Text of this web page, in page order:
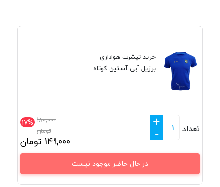
خرید تیشرت هواداری
برزیل آبی آستین کوتاه
17% 180,000
تومان
149,000 تومان
تعداد
+
-
در حال حاضر موجود نیست